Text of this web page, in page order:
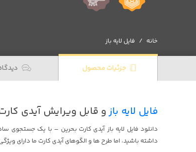
کارت
خانه فایل لایه باز
جزئیات محصول
فایل لایه بازو قابل ویرایش آیدی
دانلود فایل لایه باز آیدی کارت بحرین – با یک جستجوی
داشته باشید، اما طرح ها و الگوهای آیدی کارت ما دارای